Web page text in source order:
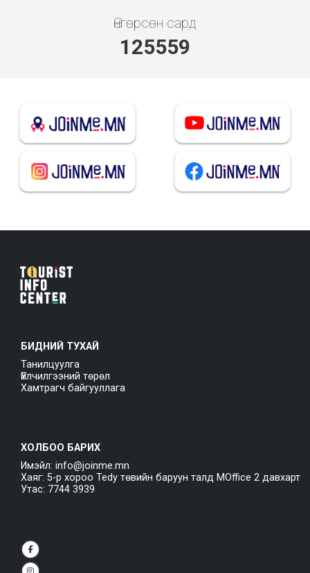
Өнгөрсөн сард
135218
БИДНИЙ ТУХАЙ
Танилцуулга
Үйлчилгээний төрөл
Хамтрагч байгууллага
ХОЛБОО БАРИХ
Имэйл: info@joinme.mn
Хаяг: 5-р хороо Tedy төвийн баруун талд MOffice 2 давхарт
Утас: 7744 3939